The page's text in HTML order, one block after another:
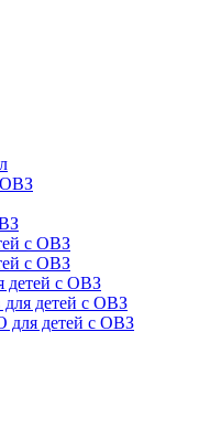
ОВЗ
с ОВЗ
с ОВЗ
детей с ОВЗ
для детей с ОВЗ
для детей с ОВЗ